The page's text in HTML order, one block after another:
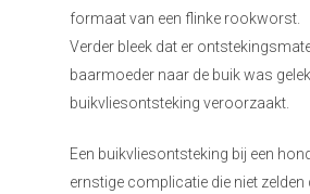
formaat van een flinke rookworst.
Verder bleek dat er
baarmoeder naar de buik was
buikvliesontsteking veroorzaakt.
Een buikvliesontsteking bij een
ernstige complicatie die niet zelden